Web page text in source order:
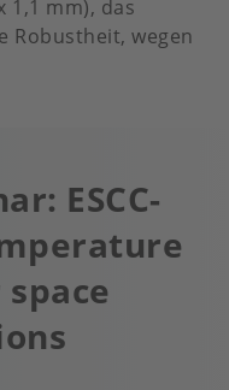
1,1 mm), das
Robustheit, wegen
ESCC-